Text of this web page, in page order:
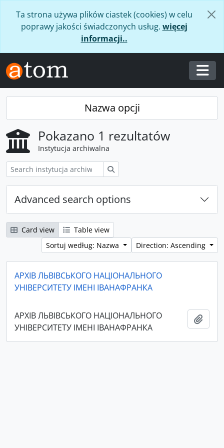
Ta strona używa plików ciastek (cookies) w celu
poprawy jakości świadczonych usług. więcej
informacji..
Nazwa opcji
Pokazano 1 rezultatów
Instytucja archiwalna
Advanced search options
Card view
Table view
Sortuj według: Nazwa
Direction: Ascending
АРХІВ ЛЬВІВСЬКОГО НАЦІОНАЛЬНОГО
УНІВЕРСИТЕТУ ІМЕНІ ІВАНАФРАНКА
АРХІВ ЛЬВІВСЬКОГО НАЦІОНАЛЬНОГО
УНІВЕРСИТЕТУ ІМЕНІ ІВАНАФРАНКА